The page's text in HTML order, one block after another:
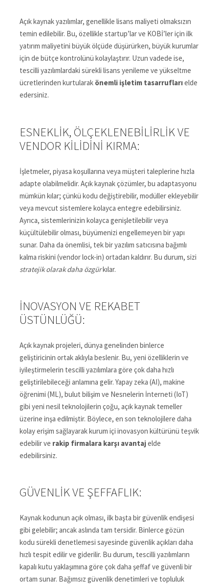
Açık kaynak yazılımlar, genellikle lisans maliyeti olmaksızın
temin edilebilir. Bu, özellikle startup’lar ve KOBİ’ler için ilk
yatırım maliyetini büyük ölçüde düşürürken, büyük kurumlar
için de bütçe kontrolünü kolaylaştırır. Uzun vadede ise,
tescilli yazılımlardaki sürekli lisans yenileme ve yükseltme
ücretlerinden kurtularak önemli işletim tasarruflarıelde
edersiniz.
ESNEKLIK, ÖLÇEKLENEBILIRLIK VE
VENDOR KILIDINI KIRMA:
İşletmeler, piyasa koşullarına veya müşteri taleplerine hızla
adapte olabilmelidir. Açık kaynak çözümler, bu adaptasyonu
mümkün kılar; çünkü kodu değiştirebilir, modüller ekleyebilir
veya mevcut sistemlere kolayca entegre edebilirsiniz.
Ayrıca, sistemlerinizin kolayca genişletilebilir veya
küçültülebilir olması, büyümenizi engellemeyen bir yapı
sunar. Daha da önemlisi, tek bir yazılım satıcısına bağımlı
kalma riskini (vendor lock-in) ortadan kaldırır. Bu durum, sizi
stratejik olarak daha özgürkılar.
İNOVASYON VE REKABET
ÜSTÜNLÜĞÜ:
Açık kaynak projeleri, dünya genelinden binlerce
geliştiricinin ortak aklıyla beslenir. Bu, yeni özelliklerin ve
iyileştirmelerin tescilli yazılımlara göre çok daha hızlı
geliştirilebileceği anlamına gelir. Yapay zeka (AI), makine
öğrenimi (ML), bulut bilişim ve Nesnelerin İnterneti (IoT)
gibi yeni nesil teknolojilerin çoğu, açık kaynak temeller
üzerine inşa edilmiştir. Böylece, en son teknolojilere daha
kolay erişim sağlayarak kurum içi inovasyon kültürünü teşvik
edebilir ve rakip firmalara karşı avantajelde
edebilirsiniz.
GÜVENLIK VE ŞEFFAFLIK:
Kaynak kodunun açık olması, ilk başta bir güvenlik endişesi
gibi gelebilir; ancak aslında tam tersidir. Binlerce gözün
kodu sürekli denetlemesi sayesinde güvenlik açıkları daha
hızlı tespit edilir ve giderilir. Bu durum, tescilli yazılımların
kapalı kutu yaklaşımına göre çok daha şeffaf ve güvenli bir
ortam sunar. Bağımsız güvenlik denetimleri ve topluluk